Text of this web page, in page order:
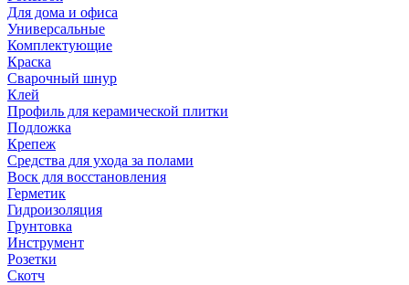
Для дома и офиса
Универсальные
Комплектующие
Краска
Сварочный шнур
Клей
Профиль для керамической плитки
Подложка
Крепеж
Средства для ухода за полами
Воск для восстановления
Герметик
Гидроизоляция
Грунтовка
Инструмент
Розетки
Скотч